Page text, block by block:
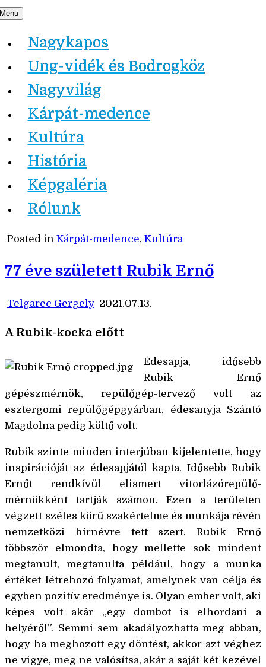
Skip
content
Nagykapos.ma
Nagykapos
Ung-vidék és Bodrogköz
Nagyvilág
Kárpát-medence
Kultúra
História
Képgaléria
Rólunk
Posted in Kárpát-medence, Kultúra
77 éve született Rubik Ernő
Telgarec Gergely 2021.07.13.
A Rubik-kocka előtt
Édesapja, idősebb
Rubik Ernő
gépészmérnök, repülőgép-tervező volt az
esztergomi repülőgépgyárban, édesanyja Szántó
Magdolna pedig költő volt.
Rubik szinte minden interjúban kijelentette, hogy
inspirációját az édesapjától kapta. Idősebb Rubik
Ernőt rendkívül elismert vitorlázórepülő-
mérnökként tartják számon. Ezen a területen
végzett széles körű szakértelme és munkája révén
nemzetközi hírnévre tett szert. Rubik Ernő
többször elmondta, hogy mellette sok mindent
megtanult, megtanulta például, hogy a munka
értéket létrehozó folyamat, amelynek van célja és
egyben pozitív eredménye is. Olyan ember volt, aki
képes volt akár „egy dombot is elhordani a
helyéről”. Semmi sem akadályozhatta meg abban,
hogy ha meghozott egy döntést, akkor azt véghez
ne vigye, meg ne valósítsa, akár a saját két kezével